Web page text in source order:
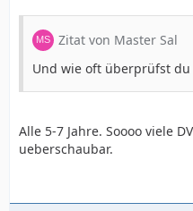
Zitat von Master Sal
Und wie oft überprüfst du
Alle 5-7 Jahre. Soooo viele
ueberschaubar.